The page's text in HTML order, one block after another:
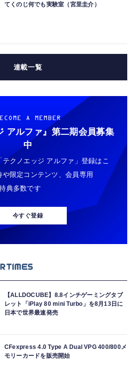
てくのじ何でも実験室（宮里圭介）
連載一覧
A MEMBER
アルファ』 第二期会員募集
中
クノエッジ アルファ」登録はこ
限定コンテンツ、会員専用
典多数です
今すぐ登録
【ALLDOCUBE】8.8インチゲーミングタブ
レット「iPlay 80 mini Turbo」を8月13日に
日本で世界最速発売
CFexpress 4.0 Type A Dual VPG 400/800メ
モリーカードを販売開始